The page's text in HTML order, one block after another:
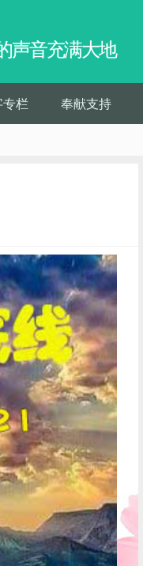
声音充满大地
栏 奉献支持